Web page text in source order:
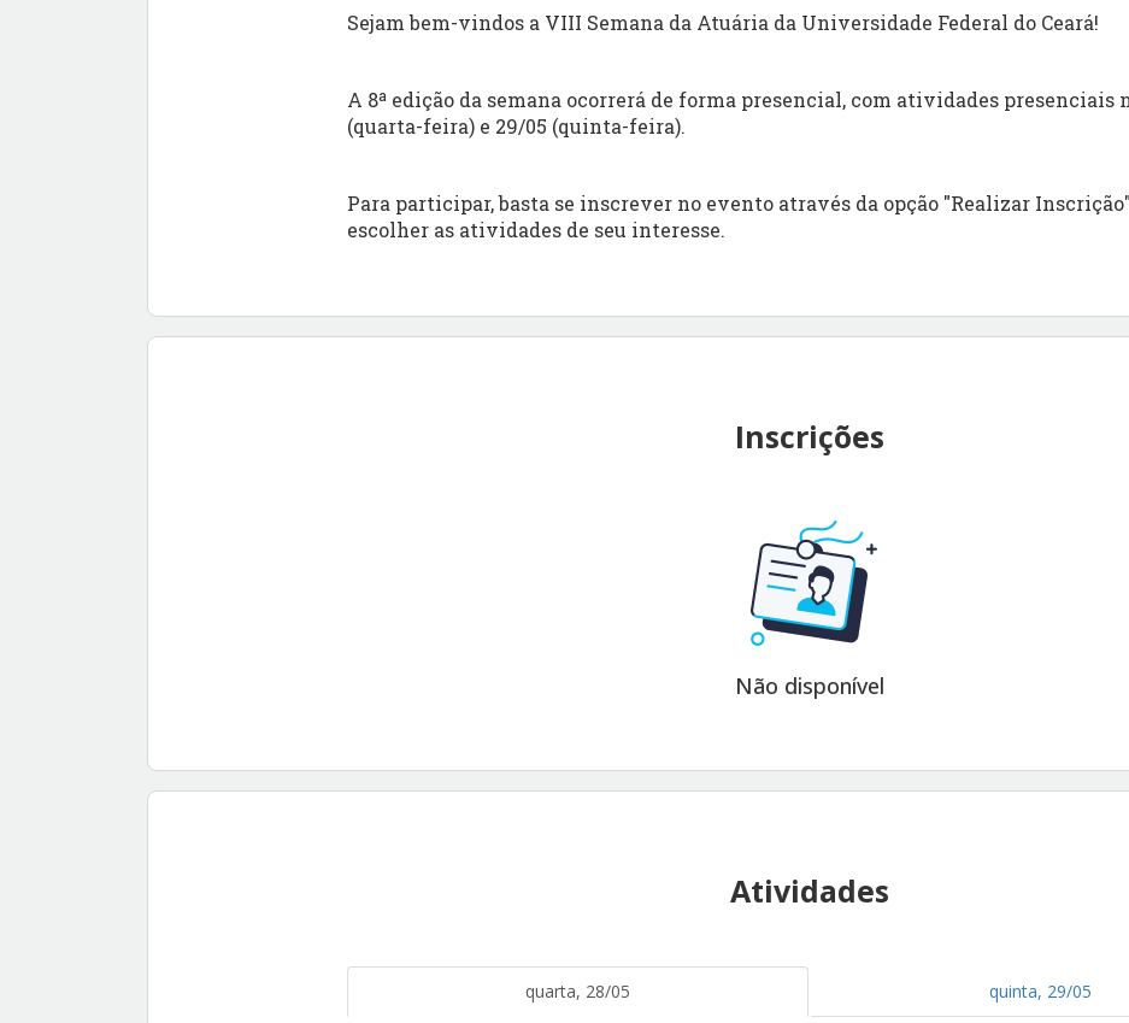
Sejam bem-vindos a VIII Semana da Atuária da Universidade Federal do Ceará!
A 8ª edição da semana ocorrerá de forma presencial, com atividades presenciais
(quarta-feira) e 29/05 (quinta-feira).
Para participar, basta se inscrever no evento através da opção "Realizar
escolher as atividades de seu interesse.
Inscrições
Não disponível
Atividades
quarta, 28/05 quinta, 29/05